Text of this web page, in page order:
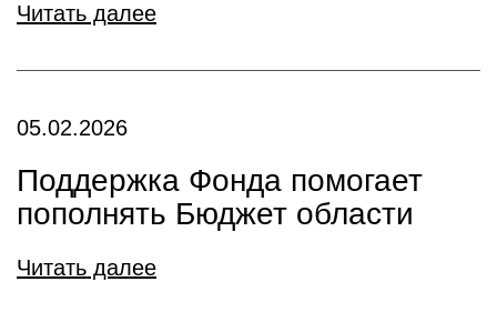
Читать далее
05.02.2026
Поддержка Фонда помогает
пополнять Бюджет области
Читать далее